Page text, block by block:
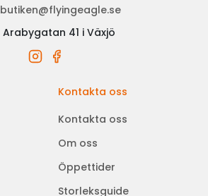
butiken@flyingeagle.se
Arabygatan 41 i Växjö
Kontakta oss
Kontakta oss
Om oss
Öppettider
Storleksguide